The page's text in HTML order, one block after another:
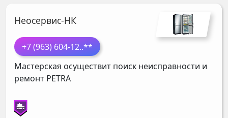
Неосервис-НК
+7 (963) 604-12..**
Мастерская осуществит поиск неисправности и
ремонт PETRA